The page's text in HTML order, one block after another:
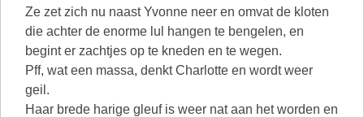
Ze zet zich nu naast Yvonne neer en omvat de kloten
die achter de enorme lul hangen te bengelen, en
begint er zachtjes op te kneden en te wegen.
Pff, wat een massa, denkt Charlotte en wordt weer
geil.
Haar brede harige gleuf is weer nat aan het worden en